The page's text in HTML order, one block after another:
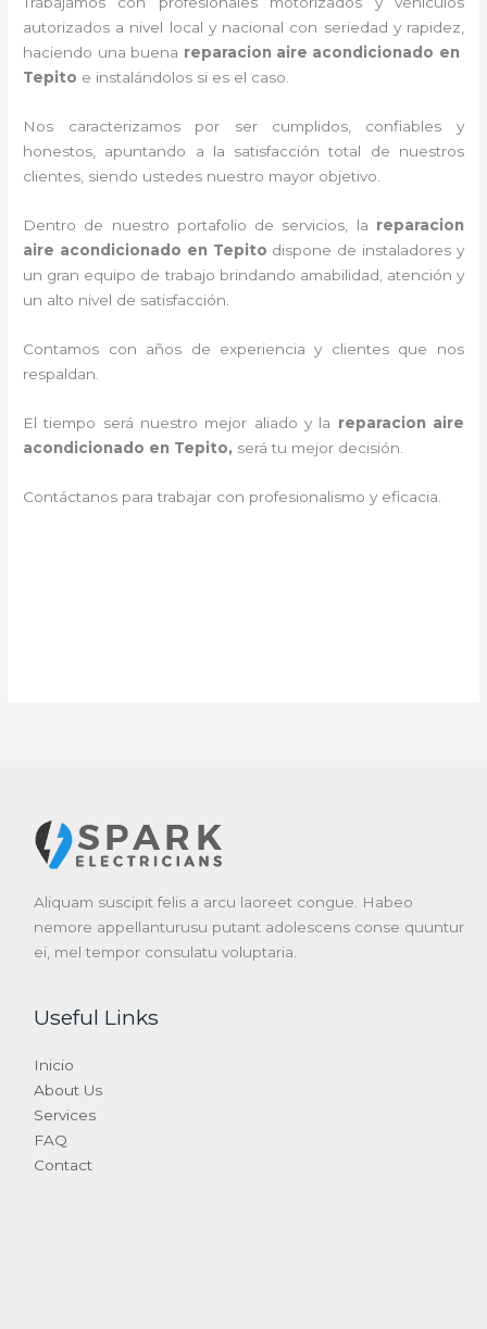
autorizados a nivel local y nacional con seriedad y rapidez,
haciendo una buena reparacion aire acondicionado en
Tepito e instalándolos si es el caso.
Nos caracterizamos por ser cumplidos, confiables y
honestos, apuntando a la satisfacción total de nuestros
clientes, siendo ustedes nuestro mayor objetivo.
Dentro de nuestro portafolio de servicios, la reparacion
aire acondicionado en Tepito dispone de instaladores y
un gran equipo de trabajo brindando amabilidad, atención y
un alto nivel de satisfacción.
Contamos con años de experiencia y clientes que nos
respaldan.
El tiempo será nuestro mejor aliado y la reparacion aire
acondicionado en Tepito, será tu mejor decisión.
Contáctanos para trabajar con profesionalismo y eficacia.
Aliquam suscipit felis a arcu laoreet congue. Habeo
nemore appellanturusu putant adolescens conse quuntur
ei, mel tempor consulatu voluptaria.
Useful Links
Inicio
About Us
Services
FAQ
Contact